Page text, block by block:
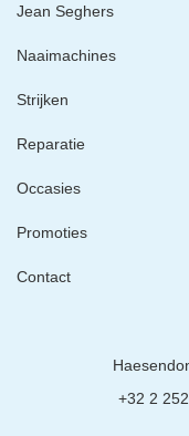
Jean Seghers
Naaimachines
Strijken
Reparatie
Occasies
Promoties
Contact
+32 2